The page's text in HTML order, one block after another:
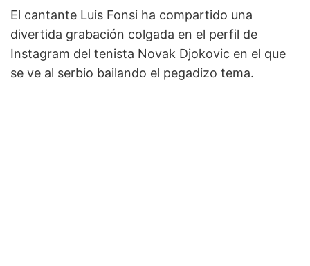
El cantante Luis Fonsi ha compartido una
divertida grabación colgada en el perfil de
Instagram del tenista Novak Djokovic en el que
se ve al serbio bailando el pegadizo tema.